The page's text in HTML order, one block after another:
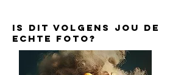
is dit volgens jou de
echte foto?